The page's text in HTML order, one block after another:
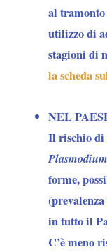
al
utilizzo di
stagioni di
la scheda
NEL
Il rischio di
forme,
in tutto il
C’è meno